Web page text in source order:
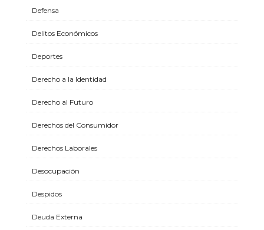
Defensa
Delitos Económicos
Deportes
Derecho a la Identidad
Derecho al Futuro
Derechos del Consumidor
Derechos Laborales
Desocupación
Despidos
Deuda Externa